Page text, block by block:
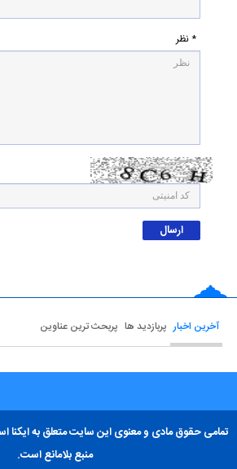
* نظر
آخرین اخبار پربازدید ها پربحث ترین عناوین
تمامی حقوق مادی و معنوی این سایت متعلق به ایکنا
منبع بلامانع است.